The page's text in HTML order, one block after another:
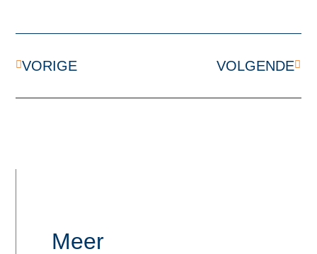
VORIGE VOLGENDE
Meer